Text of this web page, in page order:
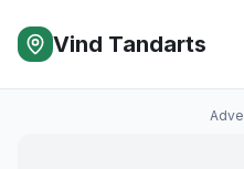
Vind Tandarts